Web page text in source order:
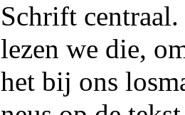
Schrift
lezen we die,
het bij ons